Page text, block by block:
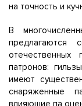
на точность и
В
предлагаются
отечественных
патронов:
имеют
снаряженные
влияющие па